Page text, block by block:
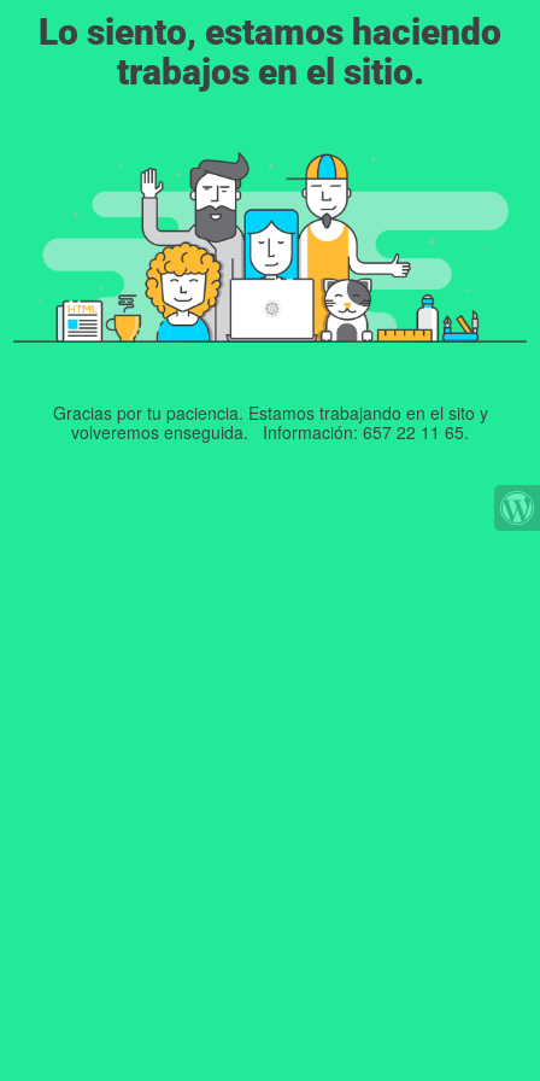
Lo siento, estamos haciendo
trabajos en el sitio.
Gracias por tu paciencia. Estamos trabajando en el sito y
volveremos enseguida. Información: 657 22 11 65.